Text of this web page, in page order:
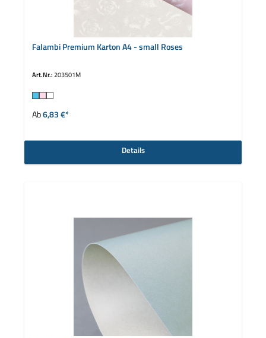
Falambi Premium Karton A4 - small Roses
Art.Nr.:203501M
Farbe
Ab6,83 €*
Details